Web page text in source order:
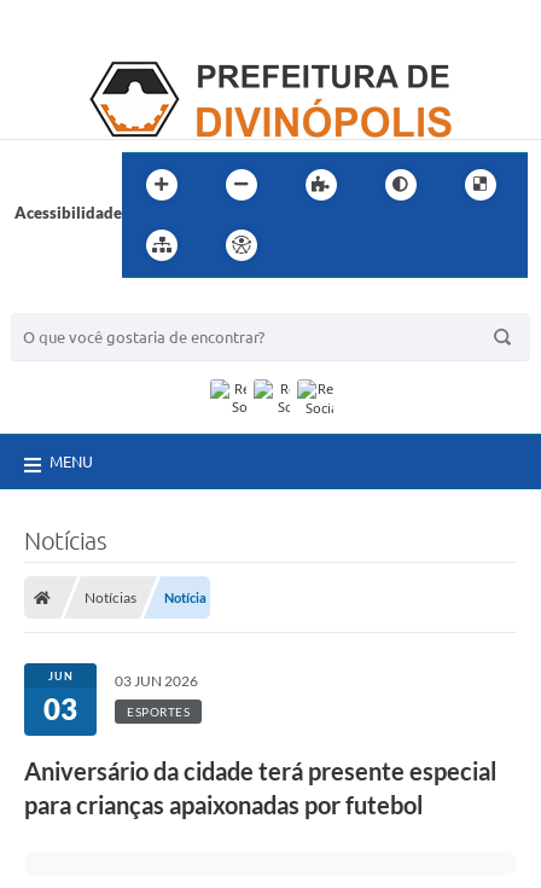
Acessibilidade
MENU
Notícias
Notícias Notícia
JUN
03
03 JUN 2026
ESPORTES
Aniversário da cidade terá presente especial
para crianças apaixonadas por futebol